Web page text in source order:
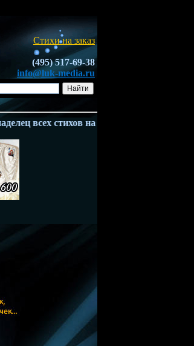
Стихи на заказ
(495) 517-69-38
info@luk-media.ru
всех стихов на этом сайте - ООО